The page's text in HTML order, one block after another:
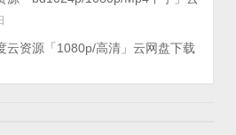
云资源「1080p/高清」云网盘下载